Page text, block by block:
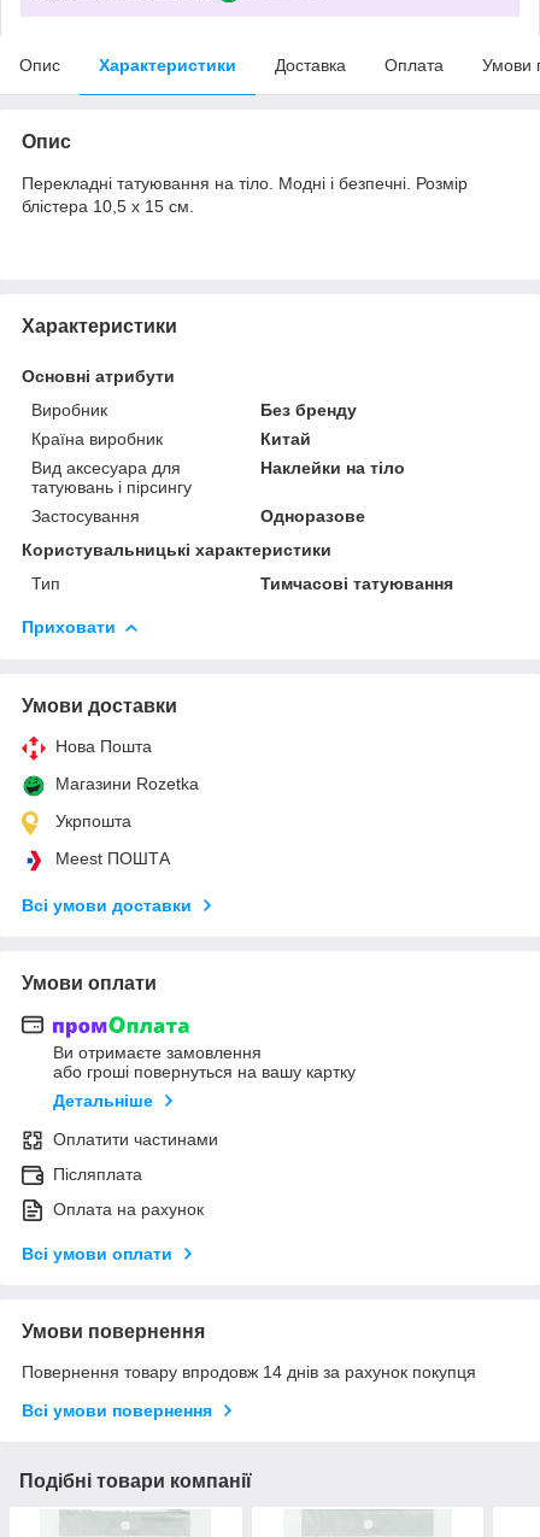
Опис Характеристики Доставка Оплата Умови
Опис
Перекладні татуювання на тіло. Модні і безпечні. Розмір
блістера 10,5 х 15 см.
Характеристики
Основні атрибути
Виробник
Без бренду
Країна виробник
Китай
Вид аксесуара для
татуювань і пірсингу
Наклейки на тіло
Застосування
Одноразове
Користувальницькі характеристики
Тип
Тимчасові татуювання
Приховати
Умови доставки
Нова Пошта
Магазини Rozetka
Укрпошта
Meest ПОШТА
Всі умови доставки
Умови оплати
Ви отримаєте замовлення
або гроші повернуться на вашу картку
Детальніше
Оплатити частинами
Післяплата
Оплата на рахунок
Всі умови оплати
Умови повернення
Повернення товару впродовж 14 днів за рахунок покупця
Всі умови повернення
Подібні товари компанії